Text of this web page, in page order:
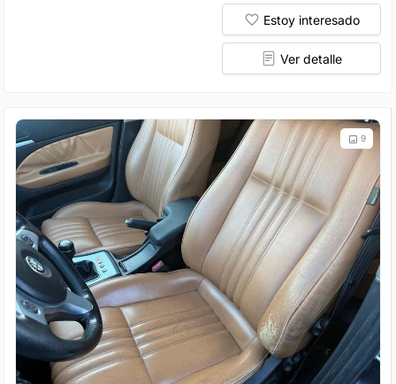
Estoy interesado
Ver detalle
9